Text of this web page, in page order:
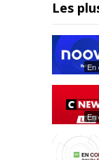
Les
En
En